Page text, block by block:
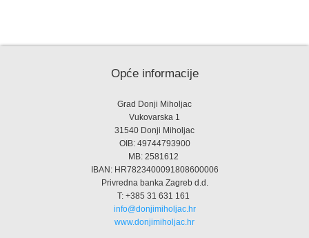
Opće informacije
Grad Donji Miholjac
Vukovarska 1
31540 Donji Miholjac
OIB: 49744793900
MB: 2581612
IBAN: HR7823400091808600006
Privredna banka Zagreb d.d.
T: +385 31 631 161
info@donjimiholjac.hr
www.donjimiholjac.hr